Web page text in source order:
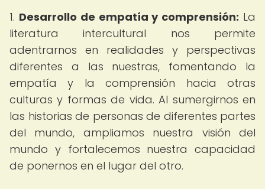
1. Desarrollo de empatía y comprensión: La
literatura intercultural nos permite
adentrarnos en realidades y perspectivas
diferentes a las nuestras, fomentando la
empatía y la comprensión hacia otras
culturas y formas de vida. Al sumergirnos en
las historias de personas de diferentes partes
del mundo, ampliamos nuestra visión del
mundo y fortalecemos nuestra capacidad
de ponernos en el lugar del otro.